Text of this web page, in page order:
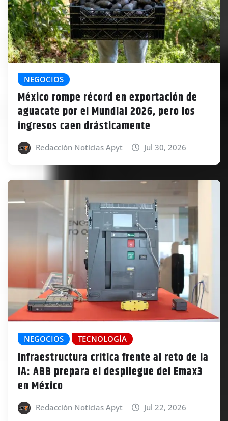
NEGOCIOS
México rompe récord en exportación de
aguacate por el Mundial 2026, pero los
ingresos caen drásticamente
Redacción Noticias Apyt Jul 30, 2026
NEGOCIOS TECNOLOGÍA
Infraestructura crítica frente al reto de la
IA: ABB prepara el despliegue del Emax3
en México
Redacción Noticias Apyt Jul 22, 2026